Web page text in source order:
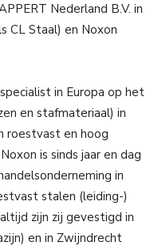
Nederland B.V. in
CL Staal) en Noxon
in Europa op het
en stafmateriaal) in
roestvast en hoog
is sinds jaar en dag
in
stalen (leiding-)
zijn zij gevestigd in
en in Zwijndrecht